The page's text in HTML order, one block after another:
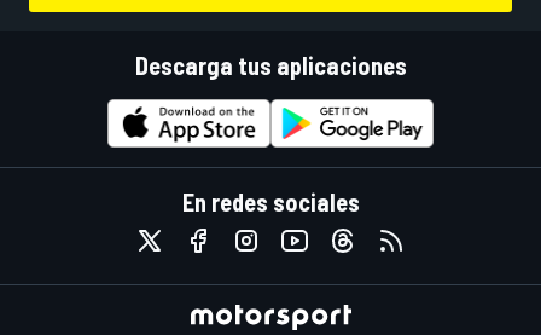
Descarga tus aplicaciones
En redes sociales